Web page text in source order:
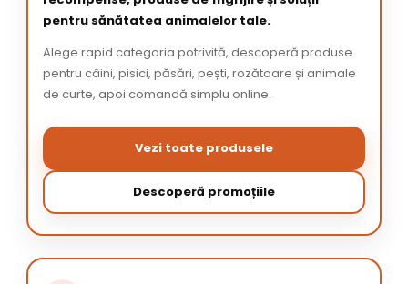
pentru sănătatea animalelor tale.
Alege rapid categoria potrivită, descoperă produse
pentru câini, pisici, păsări, pești, rozătoare și animale
de curte, apoi comandă simplu online.
Vezi toate produsele
Descoperă promoțiile